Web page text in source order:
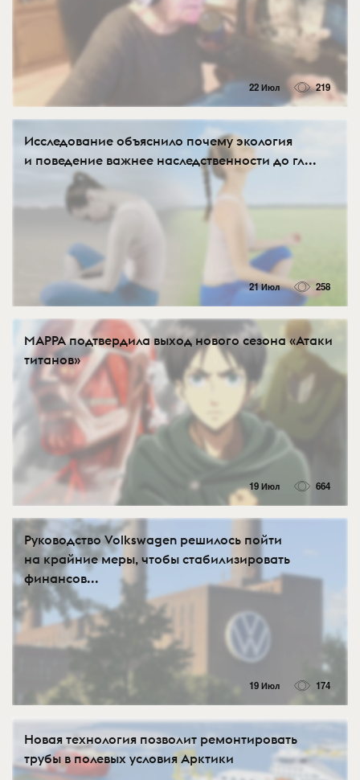
22 Июл 219
Исследование объяснило почему экология
и поведение важнее наследственности до гл...
21 Июл 258
MAPPA подтвердила выход нового сезона «Атаки
титанов»
19 Июл 664
Руководство Volkswagen решилось пойти
на крайние меры, чтобы стабилизировать
финансов...
19 Июл 174
Новая технология позволит ремонтировать
трубы в полевых условия Арктики